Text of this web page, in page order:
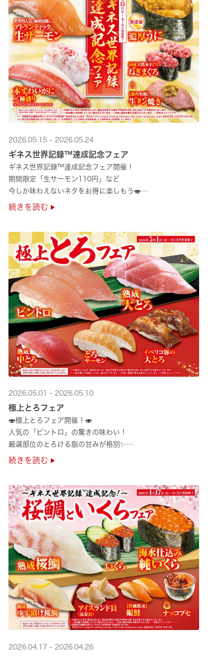
2026.05.15 - 2026.05.24
ギネス世界記録™達成記念フェア
ギネス世界記録™達成記念フェア開催！
期間限定「生サーモン110円」など
今しか味わえないネタをお得に楽しもう🍣
是非お越しください✨
続きを読む
2026.05.01 - 2026.05.10
極上とろフェア
🍣極上とろフェア開催！🍣
人気の「ビントロ」の驚きの味わい！
厳選部位のとろける脂の甘みが格別✨
極上の味覚を是非くら寿司でご堪能ください♪
続きを読む
2026.04.17 - 2026.04.26